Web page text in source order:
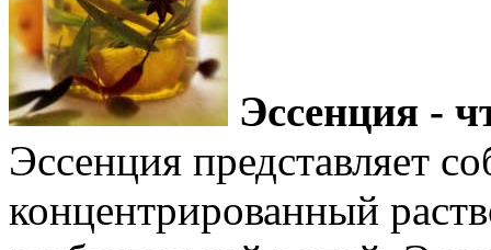
Эссенция -
Эссенция представляет
концентрированный